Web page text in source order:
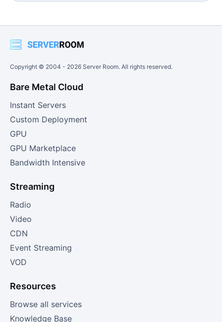
Copyright © 2004 - 2026 Server Room. All rights reserved.
Bare Metal Cloud
Instant Servers
Custom Deployment
GPU
GPU Marketplace
Bandwidth Intensive
Streaming
Radio
Video
CDN
Event Streaming
VOD
Resources
Browse all services
Knowledge Base